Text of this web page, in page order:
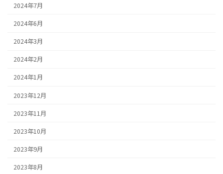
2024年7月
2024年6月
2024年3月
2024年2月
2024年1月
2023年12月
2023年11月
2023年10月
2023年9月
2023年8月